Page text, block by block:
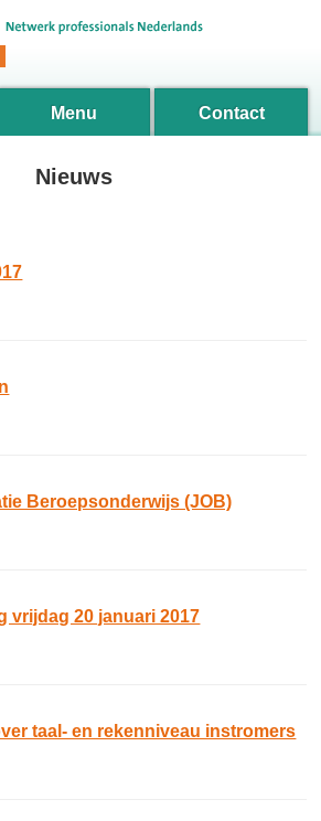
Menu Contact
Nieuws
Beroepsonderwijs (JOB)
vrijdag 20 januari 2017
taal- en rekenniveau instromers